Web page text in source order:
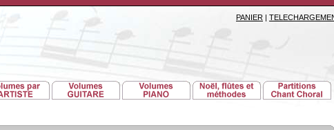
PANIER |